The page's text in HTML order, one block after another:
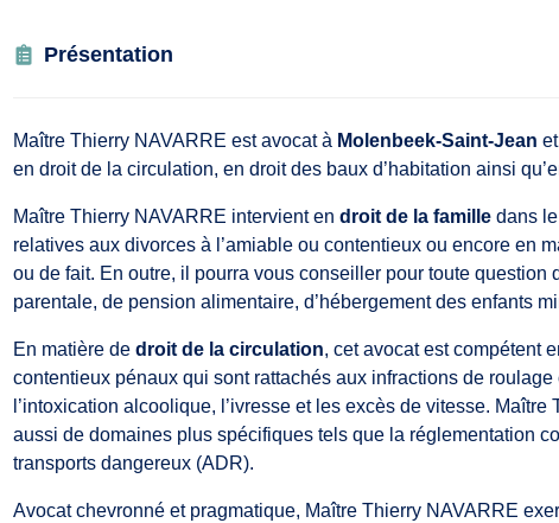
Présentation
Maître Thierry NAVARRE est avocat à Molenbeek-Saint-Jean
en droit de la circulation, en droit des baux d’habitation ainsi
Maître Thierry NAVARRE intervient en droit de la famille dans
relatives aux divorces à l’amiable ou contentieux ou encore en
ou de fait. En outre, il pourra vous conseiller pour toute question
parentale, de pension alimentaire, d’hébergement des enfants
En matière de droit de la circulation, cet avocat est compétent
contentieux pénaux qui sont rattachés aux infractions de roulage
l’intoxication alcoolique, l’ivresse et les excès de vitesse. Maître
aussi de domaines plus spécifiques tels que la réglementation
transports dangereux (ADR).
Avocat chevronné et pragmatique, Maître Thierry NAVARRE